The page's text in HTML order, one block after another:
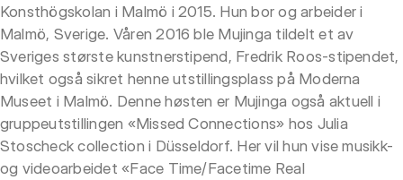
Konsthögskolan i Malmö i 2015. Hun bor og arbeider i
Malmö, Sverige. Våren 2016 ble Mujinga tildelt et av
Sveriges største kunstnerstipend, Fredrik Roos-stipendet,
hvilket også sikret henne utstillingsplass på Moderna
Museet i Malmö. Denne høsten er Mujinga også aktuell i
gruppeutstillingen «Missed Connections» hos Julia
Stoscheck collection i Düsseldorf. Her vil hun vise musikk-
og videoarbeidet «Face Time/Facetime Real